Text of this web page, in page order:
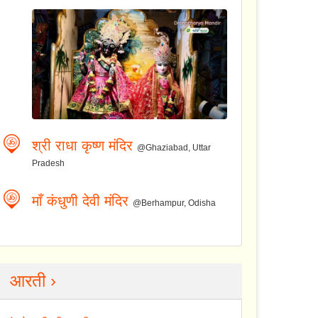
श्री राधा कृष्ण मंदिर @Ghaziabad, Uttar
Pradesh
माँ कंधुणी देवी मंदिर @Berhampur, Odisha
आरती ›